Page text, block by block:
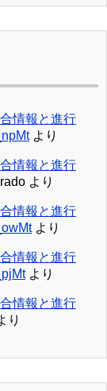
情報と進行
より
情報と進行
より
情報と進行
より
情報と進行
より
情報と進行
り